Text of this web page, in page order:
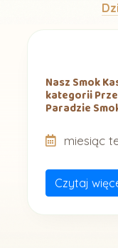
Nasz Smok
kategorii
Paradzie
miesiąc
Czytaj